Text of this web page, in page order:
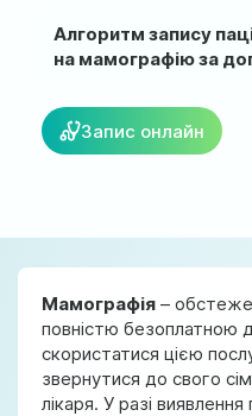
Ми
Сб:
Нд:
Ми в
Алгоритм запису
на мамографію за
Запис онлайн
Мамографія –
повністю безоплатною
скористатися цією
звернутися до свого
лікаря. У разі виявлення